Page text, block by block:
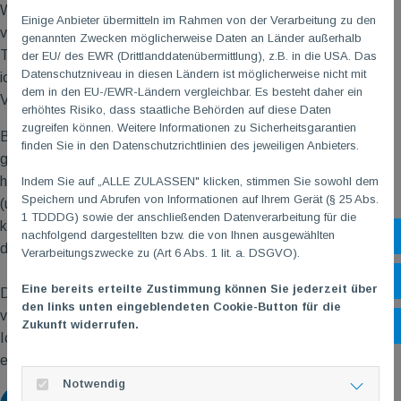
Während dieser Zeit war ich viel im Büro tätig, konnte
verschiedene Verwaltungsaufgaben kennenlernen und dem
TG MGeschäftsführer “über die Schulter” schauen. Dabei habe
ich einen guten Einblick in die Organisation und die Abläufe des
Vereins erhalten.
Besonders interessant war für mich, dass ich nicht nur im Büro
gearbeitet habe, sondern auch in verschiedene Sportangebote
hineinschauen durfte. So konnte ich einige Trainingsgruppen
(u.a. Wirbelsäulen- und Frauengymnastik, Rehasport Lunge)
kennenlernen und erleben, wie die Sportstunden vorbereitet und
durchgeführt werden.
Das Praktikum hat mir viel Spaß gemacht und mir gezeigt, wie
vielfältig die Arbeit in einem Sportverein ist.
Ich möchte mich bei allen bedanken, die mir das Praktikum
ermöglicht haben und mich unterstützt haben.
Einige Anbieter übermitteln im Rahmen von der Verarbeitung zu den
genannten Zwecken möglicherweise Daten an Länder außerhalb
der EU/ des EWR (Drittlanddatenübermittlung), z.B. in die USA. Das
Datenschutzniveau in diesen Ländern ist möglicherweise nicht mit
dem in den EU-/EWR-Ländern vergleichbar. Es besteht daher ein
erhöhtes Risiko, dass staatliche Behörden auf diese Daten
zugreifen können. Weitere Informationen zu Sicherheitsgarantien
finden Sie in den Datenschutzrichtlinien des jeweiligen Anbieters.
Indem Sie auf „ALLE ZULASSEN" klicken, stimmen Sie sowohl dem
Speichern und Abrufen von Informationen auf Ihrem Gerät (§ 25 Abs.
1 TDDDG) sowie der anschließenden Datenverarbeitung für die
nachfolgend dargestellten bzw. die von Ihnen ausgewählten
Verarbeitungszwecke zu (Art 6 Abs. 1 lit. a. DSGVO).
Eine bereits erteilte Zustimmung können Sie jederzeit über
den links unten eingeblendeten Cookie-Button für die
Zukunft widerrufen.
Notwendig